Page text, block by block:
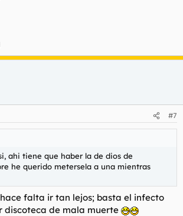
#7
ahi tiene que haber la de dios de
he querido metersela a una mientras
falta ir tan lejos; basta el infecto
discoteca de mala muerte